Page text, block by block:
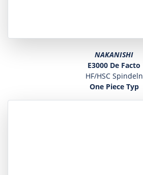
NAKANISHI
E3000 De Facto
HF/HSC Spindeln
One Piece Typ